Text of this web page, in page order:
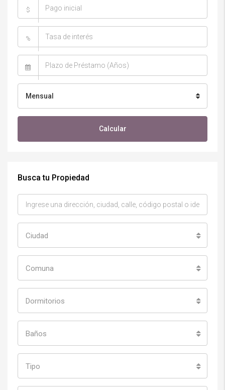
$
%
Mensual
Calcular
Busca tu Propiedad
Ciudad
Comuna
Dormitorios
Baños
Tipo